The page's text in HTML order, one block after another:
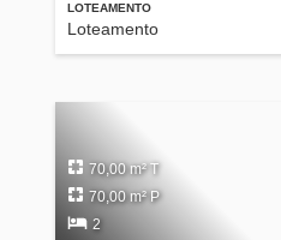
LOTEAMENTO
Loteamento
70,00 m² T
70,00 m² P
2